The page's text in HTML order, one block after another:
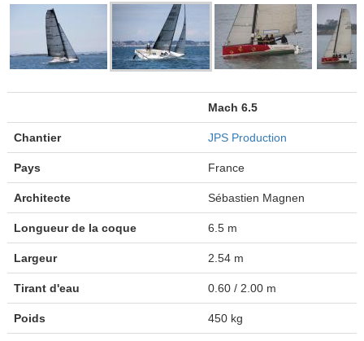
Mach 6.5
Chantier JPS Production
Pays France
Architecte Sébastien Magnen
Longueur de la coque 6.5 m
Largeur 2.54 m
Tirant d'eau 0.60 / 2.00 m
Poids 450 kg